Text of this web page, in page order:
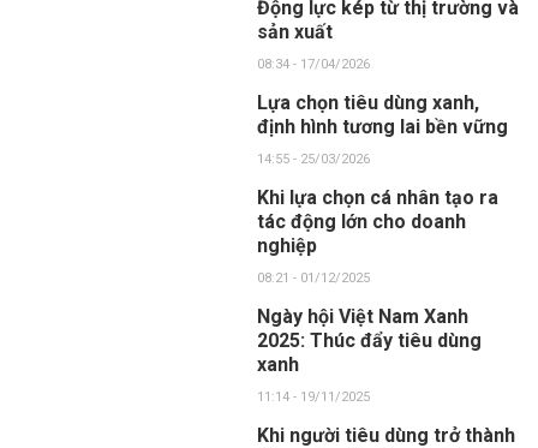
Động lực kép từ thị trường và
sản xuất
08:34 - 17/04/2026
Lựa chọn tiêu dùng xanh,
định hình tương lai bền vững
14:55 - 25/03/2026
Khi lựa chọn cá nhân tạo ra
tác động lớn cho doanh
nghiệp
08:21 - 01/12/2025
Ngày hội Việt Nam Xanh
2025: Thúc đẩy tiêu dùng
xanh
11:14 - 19/11/2025
Khi người tiêu dùng trở thành